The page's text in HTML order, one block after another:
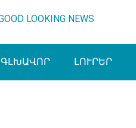
ԳԼԽԱՎՈՐ ԼՈՒՐԵՐ